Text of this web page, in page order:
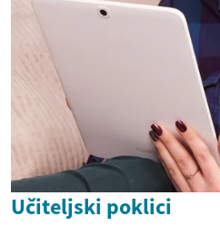
Učiteljski poklici